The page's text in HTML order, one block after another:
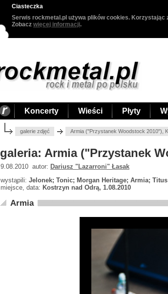
Ciasteczka
Serwis rockmetal.pl używa plików cookies. Korzystając
Zobacz więcej informacji.
Koncerty Wieści Płyty
galerie zdjęć Armia ("Przystanek Woodstock 2010"),
galeria: Armia ("Przystanek
9.08.2010 autor: Dariusz "Lazarroni" Łasak
wystąpili: Jelonek; Tonic; Morgan Heritage; Armia;
miejsce, data: Kostrzyn nad Odrą, 1.08.2010
Armia